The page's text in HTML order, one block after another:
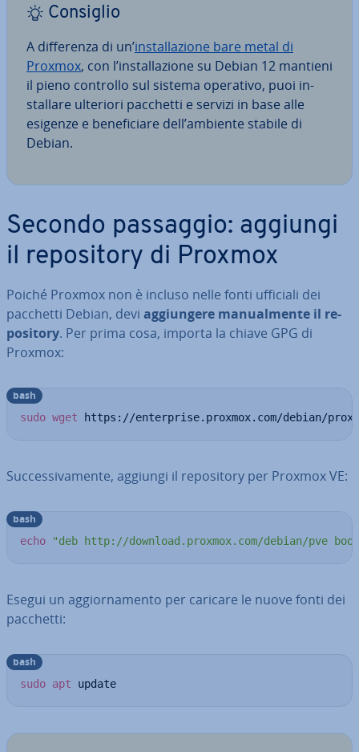
Consiglio
A dif­fe­ren­za di un’in­stal­la­zio­ne bare metal di
Proxmox, con l’in­stal­la­zio­ne su Debian 12 mantieni
il pieno controllo sul sistema operativo, puoi in­
stal­la­re ulteriori pacchetti e servizi in base alle
esigenze e be­ne­fi­cia­re dell’ambiente stabile di
Debian.
Secondo passaggio: aggiungi
il re­po­si­to­ry di Proxmox
Poiché Proxmox non è incluso nelle fonti ufficiali dei
pacchetti Debian, devi ag­giun­ge­re ma­nual­men­te il re­
po­si­to­ry. Per prima cosa, importa la chiave GPG di
Proxmox:
sudo wget https://enterprise.proxmox.com/debian/
bash
Suc­ces­si­va­men­te, aggiungi il re­po­si­to­ry per Proxmox VE:
echo "deb http://download.proxmox.com/debian/pve
bash
Esegui un ag­gior­na­men­to per caricare le nuove fonti dei
pacchetti:
sudo apt update
bash